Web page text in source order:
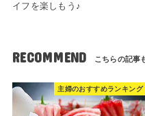
イフを楽しもう♪
RECOMMEND
主婦のおすすめランキング